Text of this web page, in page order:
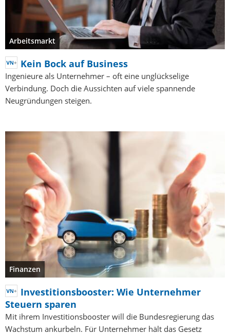
Arbeitsmarkt
Kein Bock auf Business
Ingenieure als Unternehmer – oft eine unglückselige
Verbindung. Doch die Aussichten auf viele spannende
Neugründungen steigen.
Finanzen
Investitionsbooster: Wie Unternehmer
Steuern sparen
Mit ihrem Investitionsbooster will die Bundesregierung das
Wachstum ankurbeln. Für Unternehmer hält das Gesetz